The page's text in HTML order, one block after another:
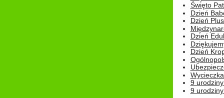
Święto
Dzień
Dzień
Dzień
Dzień
9
9